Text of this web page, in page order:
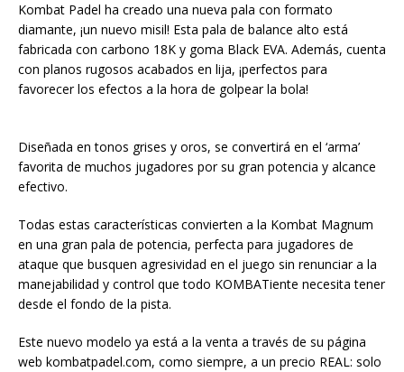
Kombat Padel ha creado una nueva pala con formato
diamante, ¡un nuevo misil! Esta pala de balance alto está
fabricada con carbono 18K y goma Black EVA. Además, cuenta
con planos rugosos acabados en lija, ¡perfectos para
favorecer los efectos a la hora de golpear la bola!
Diseñada en tonos grises y oros, se convertirá en el ‘arma’
favorita de muchos jugadores por su gran potencia y alcance
efectivo.
Todas estas características convierten a la Kombat Magnum
en una gran pala de potencia, perfecta para jugadores de
ataque que busquen agresividad en el juego sin renunciar a la
manejabilidad y control que todo KOMBATiente necesita tener
desde el fondo de la pista.
Este nuevo modelo ya está a la venta a través de su página
web kombatpadel.com, como siempre, a un precio REAL: solo